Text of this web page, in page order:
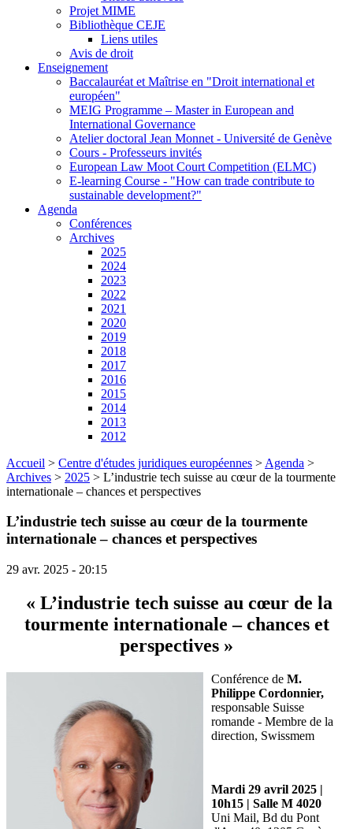
Projet MIME
Bibliothèque CEJE
Liens utiles
Avis de droit
Enseignement
Baccalauréat et Maîtrise en "Droit international et
européen"
MEIG Programme – Master in European and
International Governance
Atelier doctoral Jean Monnet - Université de Genève
Cours - Professeurs invités
European Law Moot Court Competition (ELMC)
E-learning Course - "How can trade contribute to
sustainable development?"
Agenda
Conférences
Archives
2025
2024
2023
2022
2021
2020
2019
2018
2017
2016
2015
2014
2013
2012
Accueil > Centre d'études juridiques européennes > Agenda >
Archives > 2025 > L’industrie tech suisse au cœur de la tourmente
internationale – chances et perspectives
L’industrie tech suisse au cœur de la tourmente
internationale – chances et perspectives
29 avr. 2025 - 20:15
« L’industrie tech suisse au cœur de la
tourmente internationale – chances et
perspectives »
Conférence de M.
Philippe Cordonnier,
responsable Suisse
romande - Membre de la
direction, Swissmem
Mardi 29 avril 2025 |
10h15 | Salle M 4020
Uni Mail, Bd du Pont